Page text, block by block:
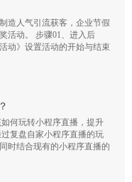
造人气引流获客，企业节假
活动。 步骤01、进入后
动》设置活动的开始与结束
何玩转小程序直播，提升
复盘自家小程序直播的玩
时结合现有的小程序直播的